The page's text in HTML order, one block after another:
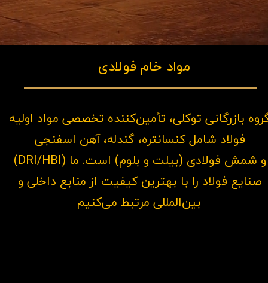
بازرگانی توکلی، تأمین‌کننده تخصصی مواد اولیه
فولاد شامل کنسانتره، گندله، آهن اسفنجی
(DRI/HBI) و شمش فولادی (بیلت و بلوم) است. ما
صنایع فولاد را با بهترین کیفیت از منابع داخلی و
بین‌المللی مرتبط می‌کنیم
مواد خام فولادی